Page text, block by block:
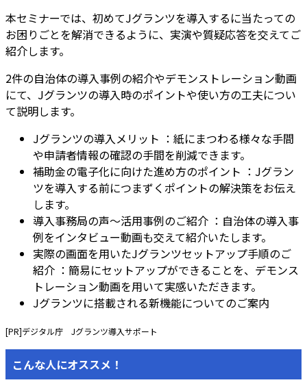
本セミナーでは、初めてJグランツを導入するに当たっての
お困りごとを解消できるように、実演や質疑応答を交えてご
紹介します。
2件の自治体の導入事例の紹介やデモンストレーション動画
にて、Jグランツの導入時のポイントや使い方の工夫につい
て説明します。
Jグランツの導入メリット ：紙にまつわる様々な手間
や申請者情報の確認の手間を削減できます。
補助金の電子化に向けた進め方のポイント ：Jグラン
ツを導入する前につまずくポイントの解決策をお伝え
します。
導入事務局の声～活用事例のご紹介 ：自治体の導入事
例をインタビュー動画も交えて紹介いたします。
実際の画面を用いたJグランツセットアップ手順のご
紹介 ：簡易にセットアップができることを、デモンス
トレーション動画を用いて実感いただきます。
Jグランツに搭載される新機能についてのご案内
[PR]デジタル庁 Jグランツ導入サポート
こんな人にオススメ！